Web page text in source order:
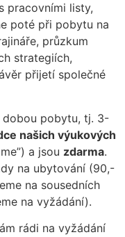
pracovními listy,
poté při pobytu na
průzkum
strategiích,
přijetí společné
dobou pobytu, tj. 3-
našich výukových
a jsou zdarma.
na ubytování (90,-
na sousedních
na vyžádání).
rádi na vyžádání